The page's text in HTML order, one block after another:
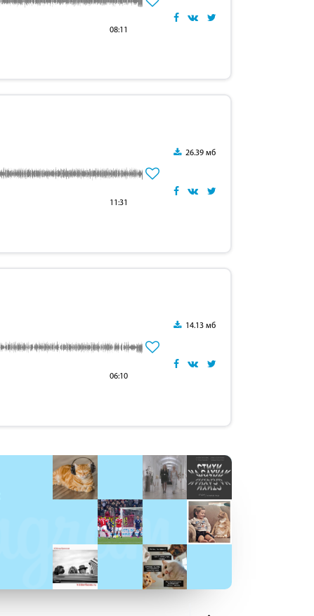
08:11
11:31
26.39 мб
06:10
14.13 мб